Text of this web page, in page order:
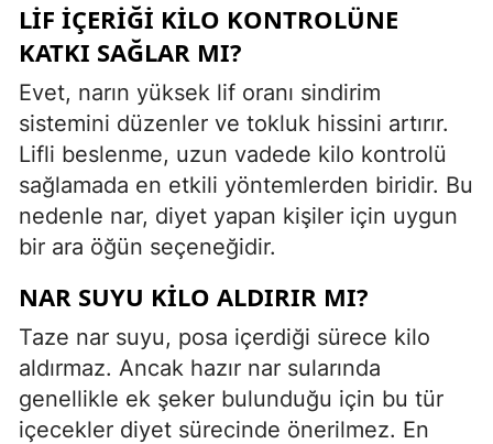
LIF İÇERIĞI KILO KONTROLÜNE
KATKI SAĞLAR MI?
Evet, narın yüksek lif oranı sindirim
sistemini düzenler ve tokluk hissini artırır.
Lifli beslenme, uzun vadede kilo kontrolü
sağlamada en etkili yöntemlerden biridir. Bu
nedenle nar, diyet yapan kişiler için uygun
bir ara öğün seçeneğidir.
NAR SUYU KILO ALDIRIR MI?
Taze nar suyu, posa içerdiği sürece kilo
aldırmaz. Ancak hazır nar sularında
genellikle ek şeker bulunduğu için bu tür
içecekler diyet sürecinde önerilmez. En